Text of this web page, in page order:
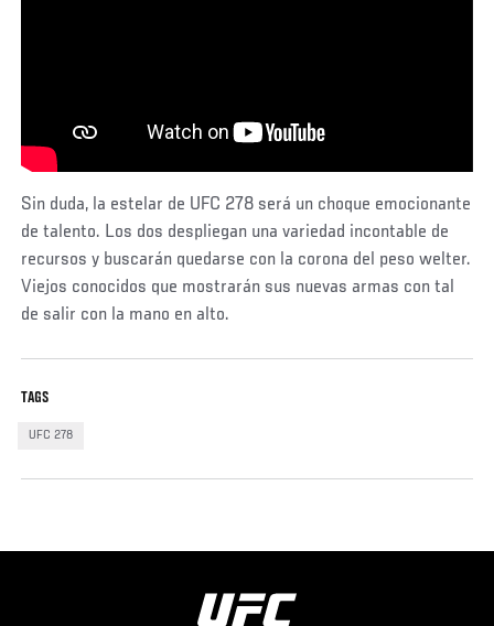
Sin duda, la estelar de UFC 278 será un choque emocionante
de talento. Los dos despliegan una variedad incontable de
recursos y buscarán quedarse con la corona del peso welter.
Viejos conocidos que mostrarán sus nuevas armas con tal
de salir con la mano en alto.
TAGS
UFC 278